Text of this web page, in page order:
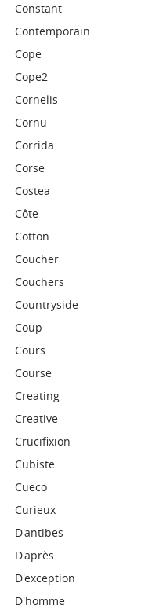
Constant
Contemporain
Cope
Cope2
Cornelis
Cornu
Corrida
Corse
Costea
Côte
Cotton
Coucher
Couchers
Countryside
Coup
Cours
Course
Creating
Creative
Crucifixion
Cubiste
Cueco
Curieux
D'antibes
D'après
D'exception
D'homme